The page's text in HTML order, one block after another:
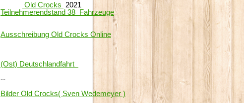
Old Crocks 2021
Teilnehmerendstand 38 Fahrzeuge
Ausschreibung Old Crocks Online
(Ost) Deutschlandfahrt
--
Bilder Old Crocks( Sven Wedemeyer )